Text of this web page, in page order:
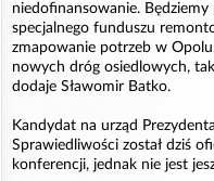
niedofinansowanie.
specjalnego funduszu
zmapowanie potrzeb w
nowych dróg osiedlowych,
dodaje Sławomir Batko.
Kandydat na urząd
Sprawiedliwości został dziś
konferencji, jednak nie jest